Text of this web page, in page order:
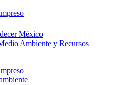
México
Ambiente y Recursos